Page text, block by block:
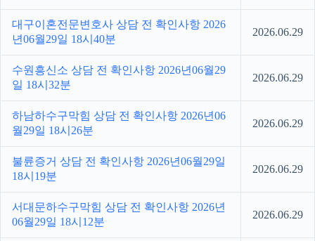
대구이혼전문변호사 상담 전 확인사항 2026
년06월29일 18시40분
2026.06.29
수원흥신소 상담 전 확인사항 2026년06월29
일 18시32분
2026.06.29
하남하수구막힘 상담 전 확인사항 2026년06
월29일 18시26분
2026.06.29
불륜증거 상담 전 확인사항 2026년06월29일
18시19분
2026.06.29
서대문하수구막힘 상담 전 확인사항 2026년
06월29일 18시12분
2026.06.29